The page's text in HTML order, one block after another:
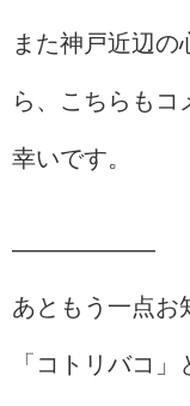
また神戸近辺の
ら、こちらもコ
幸いです。
——————
あともう一点お
「コトリバコ